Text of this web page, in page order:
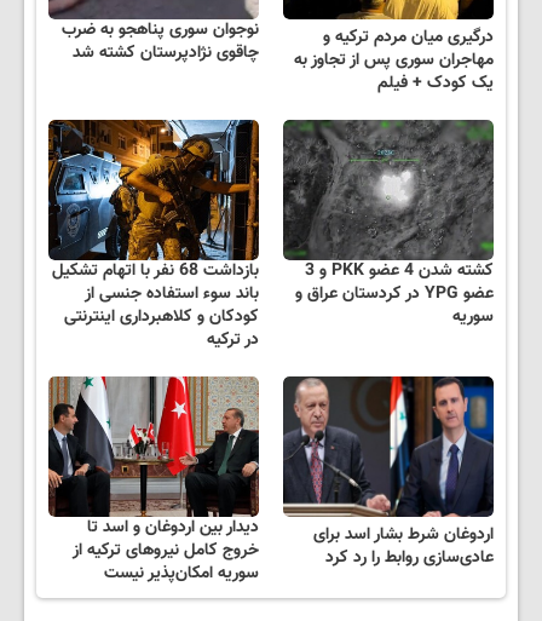
درگیری میان مردم ترکیه و
مهاجران سوری پس از تجاوز به
یک کودک + فیلم
نوجوان سوری پناهجو به ضرب
چاقوی نژادپرستان کشته شد
کشته شدن 4 عضو PKK و 3
عضو YPG در کردستان عراق و
سوریه
بازداشت 68 نفر با اتهام تشکیل
باند سوء استفاده جنسی از
کودکان و کلاهبرداری اینترنتی
در ترکیه
اردوغان شرط بشار اسد برای
عادی‌سازی روابط را رد کرد
دیدار بین اردوغان و اسد تا
خروج کامل نیروهای ترکیه از
سوریه امکان‌پذیر نیست